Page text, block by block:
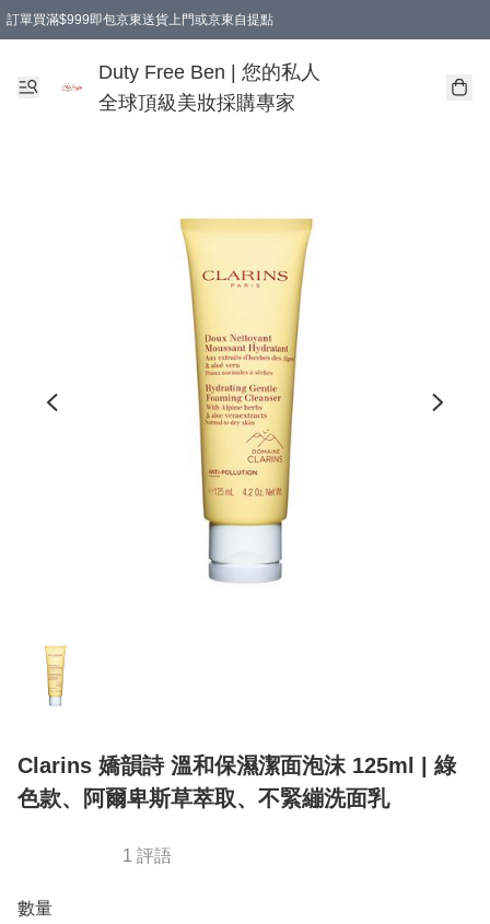
訂單買滿$999即包京東送貨上門或京東自提點
Duty Free Ben | 您的私人
全球頂級美妝採購專家
Clarins 嬌韻詩 溫和保濕潔面泡沫 125ml | 綠
色款、阿爾卑斯草萃取、不緊繃洗面乳
1 評語
數量